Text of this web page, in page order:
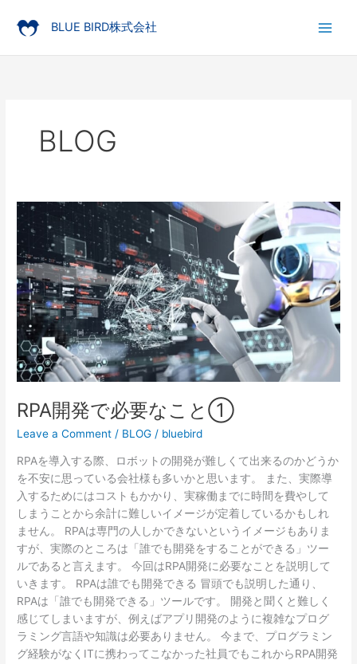
BLUE BIRD株式会社
BLOG
RPA開発で必要なこと①
Leave a Comment / BLOG / bluebird
RPAを導入する際、ロボットの開発が難しくて出来るのかどうか
を不安に思っている会社様も多いかと思います。 また、実際導
入するためにはコストもかかり、実稼働までに時間を費やして
しまうことから余計に難しいイメージが定着しているかもしれ
ません。 RPAは専門の人しかできないというイメージもありま
すが、実際のところは「誰でも開発をすることができる」ツー
ルであると言えます。 今回はRPA開発に必要なことを説明して
いきます。 RPAは誰でも開発できる 冒頭でも説明した通り、
RPAは「誰でも開発できる」ツールです。 開発と聞くと難しく
感じてしまいますが、例えばアプリ開発のように複雑なプログ
ラミング言語や知識は必要ありません。 今まで、プログラミン
グ経験がなくITに携わってこなかった社員でもこれからRPA開発
RPA
開
発
で
必
要
な
こ
と
①